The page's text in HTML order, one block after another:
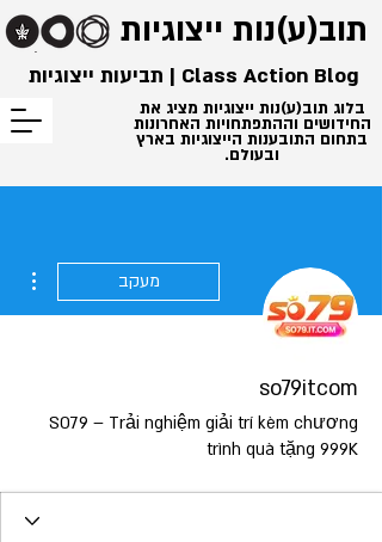
תוב(ע)נות ייצוגיות
בלוג תוב(ע)נות ייצוגיות מציג את
החידושים וההתפתחויות האחרונות
בתחום התובענות הייצוגיות בארץ
ובעולם.
Class Action Blog | תביעות ייצוגיות
מעקב
so79itcom
SO79 – Trải nghiệm giải trí kèm chương
trình quà tặng 999K